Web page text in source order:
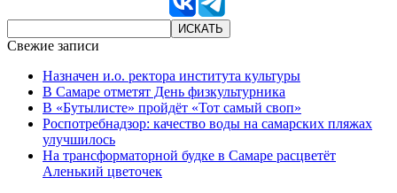
Свежие записи
Назначен и.о. ректора института культуры
В Самаре отметят День физкультурника
В «Бутылисте» пройдёт «Тот самый своп»
Роспотребнадзор: качество воды на самарских пляжах
улучшилось
На трансформаторной будке в Самаре расцветёт
Аленький цветочек